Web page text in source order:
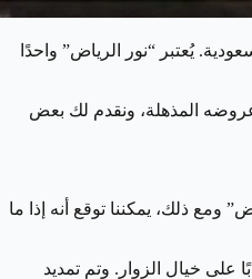
يُعتبر “نور الرياض” واحدًا
المذهلة، ونقدم لك بعض
ومع ذلك، يمكننا توقع أنه إذا ما
إيجابًا على خيال الزوار. وتم تمديد